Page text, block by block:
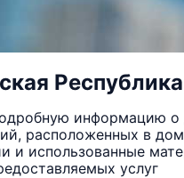
информацию о
расположенных в
и использованные
услуг